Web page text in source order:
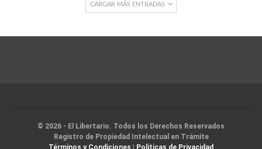
CARGAR MÁS ENTRADAS
© 2026 - El Libertario. Todos los Derechos Reservados
Registro de Propiedad Intelectual en Trámite
Términos y Condiciones | Políticas de Privacidad